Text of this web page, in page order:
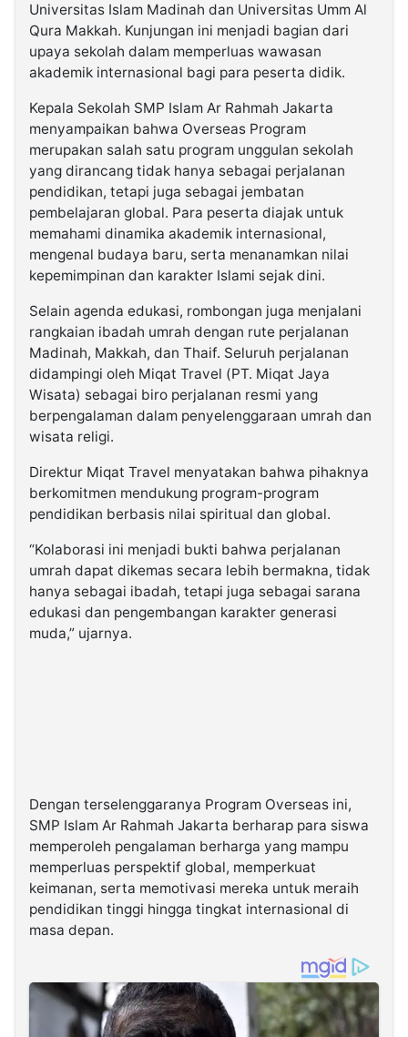
Universitas Islam Madinah dan Universitas Umm Al
Qura Makkah. Kunjungan ini menjadi bagian dari
upaya sekolah dalam memperluas wawasan
akademik internasional bagi para peserta didik.
Kepala Sekolah SMP Islam Ar Rahmah Jakarta
menyampaikan bahwa Overseas Program
merupakan salah satu program unggulan sekolah
yang dirancang tidak hanya sebagai perjalanan
pendidikan, tetapi juga sebagai jembatan
pembelajaran global. Para peserta diajak untuk
memahami dinamika akademik internasional,
mengenal budaya baru, serta menanamkan nilai
kepemimpinan dan karakter Islami sejak dini.
Selain agenda edukasi, rombongan juga menjalani
rangkaian ibadah umrah dengan rute perjalanan
Madinah, Makkah, dan Thaif. Seluruh perjalanan
didampingi oleh Miqat Travel (PT. Miqat Jaya
Wisata) sebagai biro perjalanan resmi yang
berpengalaman dalam penyelenggaraan umrah dan
wisata religi.
Direktur Miqat Travel menyatakan bahwa pihaknya
berkomitmen mendukung program-program
pendidikan berbasis nilai spiritual dan global.
“Kolaborasi ini menjadi bukti bahwa perjalanan
umrah dapat dikemas secara lebih bermakna, tidak
hanya sebagai ibadah, tetapi juga sebagai sarana
edukasi dan pengembangan karakter generasi
muda,” ujarnya.
Dengan terselenggaranya Program Overseas ini,
SMP Islam Ar Rahmah Jakarta berharap para siswa
memperoleh pengalaman berharga yang mampu
memperluas perspektif global, memperkuat
keimanan, serta memotivasi mereka untuk meraih
pendidikan tinggi hingga tingkat internasional di
masa depan.